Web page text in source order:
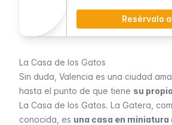
Resérvalo
La Casa de los Gatos
Sin duda, Valencia es una ciudad
hasta el punto de que tiene su
La Casa de los Gatos. La Gatera,
conocida, es una casa en